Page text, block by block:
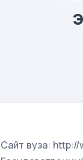
Сайт вуза: